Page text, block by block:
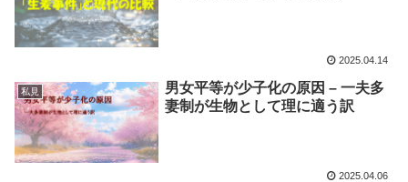
2025.04.14
私見
男女平等が少子化の原因 – 一夫多
妻制が生物として理に適う訳
2025.04.06